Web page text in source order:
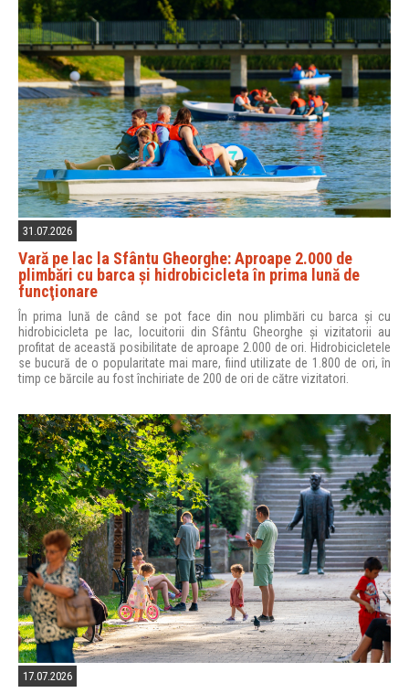
31.07.2026
Vară pe lac la Sfântu Gheorghe: Aproape 2.000 de
plimbări cu barca şi hidrobicicleta în prima lună de
funcţionare
În prima lună de când se pot face din nou plimbări cu barca și cu
hidrobicicleta pe lac, locuitorii din Sfântu Gheorghe și vizitatorii au
profitat de această posibilitate de aproape 2.000 de ori. Hidrobicicletele
se bucură de o popularitate mai mare, fiind utilizate de 1.800 de ori, în
timp ce bărcile au fost închiriate de 200 de ori de către vizitatori.
17.07.2026